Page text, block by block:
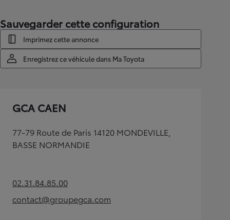
Sauvegarder cette configuration
Imprimez cette annonce
Enregistrez ce véhicule dans Ma Toyota
GCA CAEN
77-79 Route de Paris 14120 MONDEVILLE,
BASSE NORMANDIE
02.31.84.85.00(Opens in new tab)
contact@groupegca.com
(Opens in new tab)